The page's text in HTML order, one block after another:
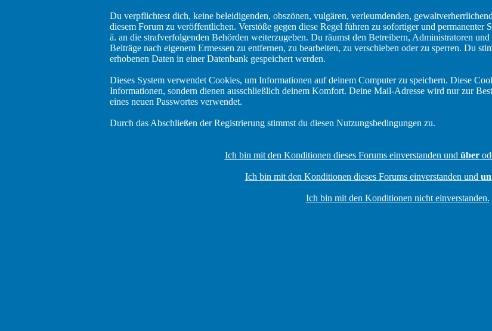
Du verpflichtest dich, keine beleidigenden, obszönen, vulgären, verleumdenden,
diesem Forum zu veröffentlichen. Verstöße gegen diese Regel führen zu sofortiger und permanenter
ä. an die strafverfolgenden Behörden weiterzugeben. Du räumst den Betreibern, Administratoren
Beiträge nach eigenem Ermessen zu entfernen, zu bearbeiten, zu verschieben oder zu sperren. Du
erhobenen Daten in einer Datenbank gespeichert werden.
Dieses System verwendet Cookies, um Informationen auf deinem Computer zu speichern. Diese
Informationen, sondern dienen ausschließlich deinem Komfort. Deine Mail-Adresse wird nur zur
eines neuen Passwortes verwendet.
Durch das Abschließen der Registrierung stimmst du diesen Nutzungsbedingungen zu.
Ich bin mit den Konditionen dieses Forums einverstanden und über
Ich bin mit den Konditionen dieses Forums einverstanden und
Ich bin mit den Konditionen nicht einverstanden.